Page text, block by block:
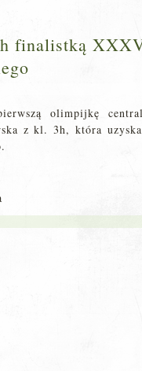
finalistką
olimpijkę
z kl. 3h, która